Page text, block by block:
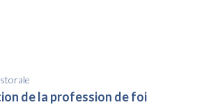
de la profession de foi